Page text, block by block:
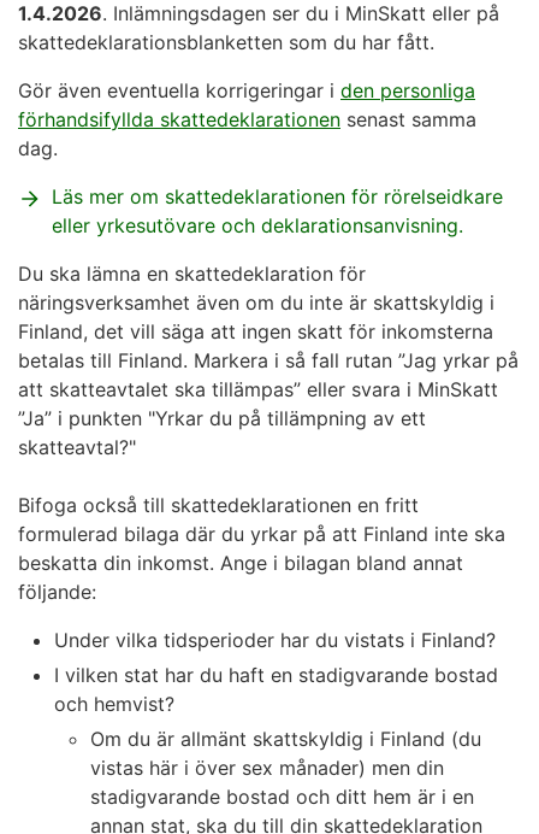
1.4.2026. Inlämningsdagen ser du i MinSkatt eller på
skattedeklarationsblanketten som du har fått.
Gör även eventuella korrigeringar i den personliga
förhandsifyllda skattedeklarationen senast samma
dag.
Läs mer om skattedeklarationen för rörelseidkare
eller yrkesutövare och deklarationsanvisning.
Du ska lämna en skattedeklaration för
näringsverksamhet även om du inte är skattskyldig i
Finland, det vill säga att ingen skatt för inkomsterna
betalas till Finland. Markera i så fall rutan ”Jag yrkar på
att skatteavtalet ska tillämpas” eller svara i MinSkatt
”Ja” i punkten "Yrkar du på tillämpning av ett
skatteavtal?"
Bifoga också till skattedeklarationen en fritt
formulerad bilaga där du yrkar på att Finland inte ska
beskatta din inkomst. Ange i bilagan bland annat
följande:
Under vilka tidsperioder har du vistats i Finland?
I vilken stat har du haft en stadigvarande bostad
och hemvist?
Om du är allmänt skattskyldig i Finland (du
vistas här i över sex månader) men din
stadigvarande bostad och ditt hem är i en
annan stat, ska du till din skattedeklaration